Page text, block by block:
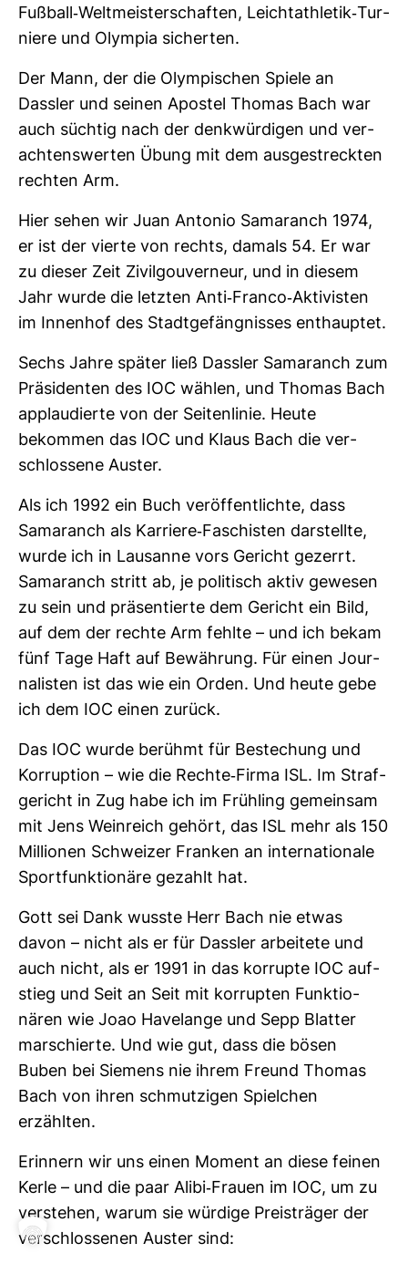
Fuß­ball-​Welt­meis­ter­schaften, Leicht­ath­letik-​Tur­
niere und Olympia sicherten.
Der Mann, der die Olym­pi­schen Spiele an
Dassler und seinen Apostel Thomas Bach war
auch süchtig nach der denk­wür­digen und ver­
ach­tens­werten Übung mit dem aus­ge­streckten
rechten Arm.
Hier sehen wir Juan Antonio Sama­ranch 1974,
er ist der vierte von rechts, damals 54. Er war
zu dieser Zeit Zivil­gou­ver­neur, und in diesem
Jahr wurde die letzten Anti-​Franco-​Akti­visten
im Innenhof des Stadt­ge­fäng­nisses ent­hauptet.
Sechs Jahre später ließ Dassler Sama­ranch zum
Prä­si­denten des IOC wählen, und Thomas Bach
applau­dierte von der Sei­ten­linie. Heute
bekommen das IOC und Klaus Bach die ver­
schlos­sene Auster.
Als ich 1992 ein Buch ver­öf­fent­lichte, dass
Sama­ranch als Kar­riere-​Faschisten dar­stellte,
wurde ich in Lau­sanne vors Gericht gezerrt.
Sama­ranch stritt ab, je poli­tisch aktiv gewesen
zu sein und prä­sen­tierte dem Gericht ein Bild,
auf dem der rechte Arm fehlte – und ich bekam
fünf Tage Haft auf Bewäh­rung. Für einen Jour­
na­listen ist das wie ein Orden. Und heute gebe
ich dem IOC einen zurück.
Das IOC wurde berühmt für Bestechung und
Kor­rup­tion – wie die Rechte-​Firma ISL. Im Straf­
ge­richt in Zug habe ich im Früh­ling gemeinsam
mit Jens Wein­reich gehört, das ISL mehr als 150
Mil­lionen Schweizer Franken an inter­na­tio­nale
Sport­funk­tio­näre gezahlt hat.
Gott sei Dank wusste Herr Bach nie etwas
davon – nicht als er für Dassler arbei­tete und
auch nicht, als er 1991 in das kor­rupte IOC auf­
stieg und Seit an Seit mit kor­rupten Funk­tio­
nären wie Joao Havelange und Sepp Blatter
mar­schierte. Und wie gut, dass die bösen
Buben bei Sie­mens nie ihrem Freund Thomas
Bach von ihren schmut­zigen Spiel­chen
erzählten.
Erin­nern wir uns einen Moment an diese feinen
Kerle – und die paar Alibi-​Frauen im IOC, um zu
ver­stehen, warum sie wür­dige Preis­träger der
ver­schlos­senen Auster sind: